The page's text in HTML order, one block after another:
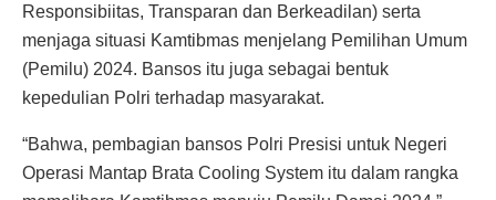
Responsibiitas, Transparan dan Berkeadilan) serta
menjaga situasi Kamtibmas menjelang Pemilihan Umum
(Pemilu) 2024. Bansos itu juga sebagai bentuk
kepedulian Polri terhadap masyarakat.
“Bahwa, pembagian bansos Polri Presisi untuk Negeri
Operasi Mantap Brata Cooling System itu dalam rangka